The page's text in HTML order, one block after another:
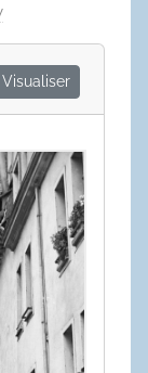
Visualiser